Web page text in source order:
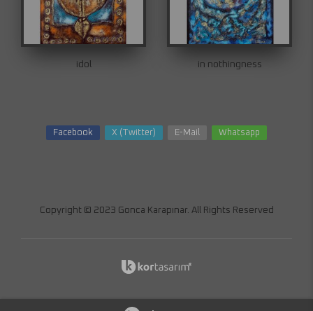
idol in nothingness
Facebook X (Twitter) E-Mail Whatsapp
Copyright © 2023 Gonca Karapınar. All Rights Reserved